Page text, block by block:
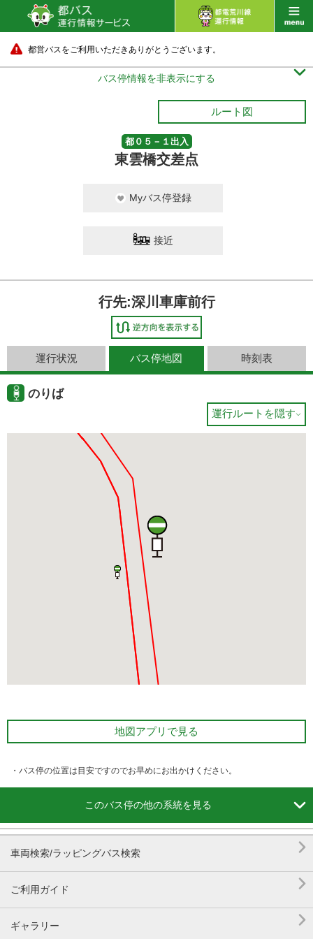
都営バスをご利用いただきありがとうございます。
バス停情報を非表示にする 
ルート図
都０５－１出入
東雲橋交差点
Myバス停登録
接近
行先:深川車庫前行
運行状況 バス停地図 時刻表
のりば
運行ルートを隠す
地図アプリで見る
・バス停の位置は目安ですのでお早めにお出かけください。
このバス停の他の系統を見る 
車両検索/ラッピングバス検索 
ご利用ガイド 
ギャラリー 